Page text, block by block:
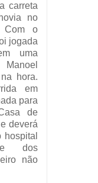
carreta
no
Com o
jogada
uma
hora.
em
para
de
deverá
hospital
dos
não